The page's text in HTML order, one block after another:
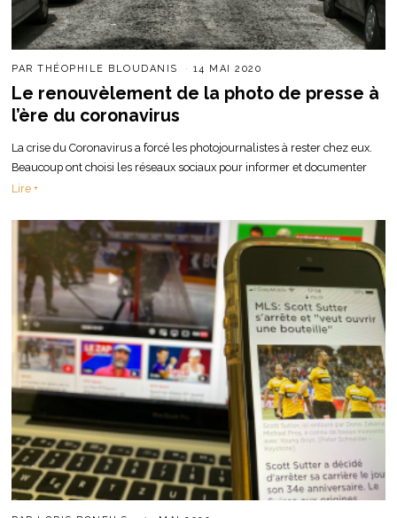
PARTHÉOPHILE BLOUDANIS 14 MAI 2020
Le renouvèlement de la photo de presse à
l’ère du coronavirus
La crise du Coronavirus a forcé les photojournalistes à rester chez eux.
Beaucoup ont choisi les réseaux sociaux pour informer et documenter
Lire +